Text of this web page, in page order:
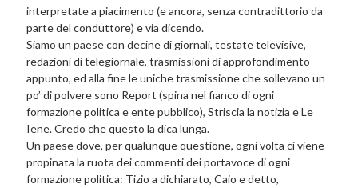
interpretate a piacimento (e ancora, senza contradittorio da
parte del conduttore) e via dicendo.
Siamo un paese con decine di giornali, testate televisive,
redazioni di telegiornale, trasmissioni di approfondimento
appunto, ed alla fine le uniche trasmissione che sollevano un
po’ di polvere sono Report (spina nel fianco di ogni
formazione politica e ente pubblico), Striscia la notizia e Le
Iene. Credo che questo la dica lunga.
Un paese dove, per qualunque questione, ogni volta ci viene
propinata la ruota dei commenti dei portavoce di ogni
formazione politica: Tizio a dichiarato, Caio e detto,